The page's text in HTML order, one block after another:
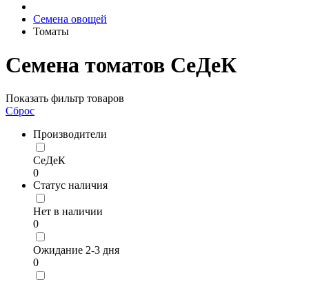
Семена овощей
Томаты
Семена томатов СеДеК
Показать фильтр товаров
Сброс
Производители
СеДеК
0
Статус наличия
Нет в наличии
0
Ожидание 2-3 дня
0